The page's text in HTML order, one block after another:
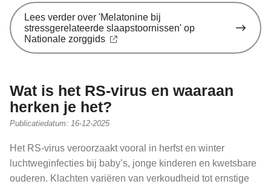
Lees verderover 'Melatonine bij
stressgerelateerde slaapstoornissen' op
Nationale zorggids
Wat is het RS-virus en waaraan
herken je het?
Publicatiedatum: 16-12-2025
Het RS-virus veroorzaakt vooral in herfst en winter
luchtweginfecties bij baby’s, jonge kinderen en kwetsbare
ouderen. Klachten variëren van verkoudheid tot ernstige